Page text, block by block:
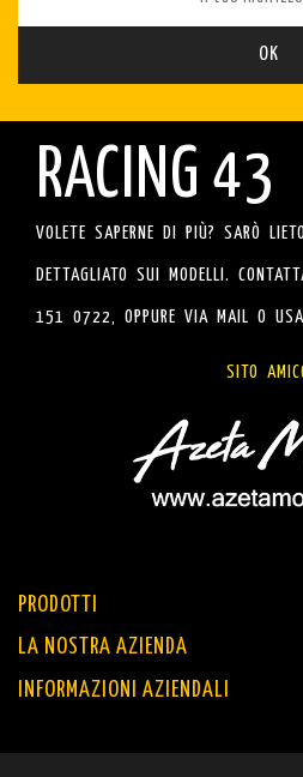
RACING 43
VOLETE SAPERNE DI PIÙ? SARÒ
DETTAGLIATO SUI MODELLI.
151 0722, OPPURE VIA MAIL O
SITO
PRODOTTI
LA NOSTRA AZIENDA
INFORMAZIONI AZIENDALI